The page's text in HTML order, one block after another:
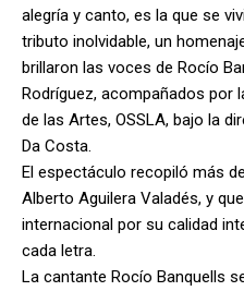
alegría y canto, es la que se
tributo inolvidable, un
brillaron las voces de Rocío
Rodríguez, acompañados por
de las Artes, OSSLA, bajo la
Da Costa.
El espectáculo recopiló más
Alberto Aguilera Valadés, y
internacional por su calidad
cada letra.
La cantante Rocío Banquells